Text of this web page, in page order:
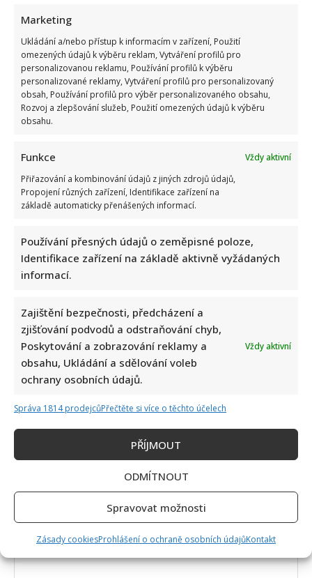
Marketing
Ukládání a/nebo přístup k informacím v zařízení, Použití
omezených údajů k výběru reklam, Vytváření profilů pro
personalizovanou reklamu, Používání profilů k výběru
personalizované reklamy, Vytváření profilů pro personalizovaný
obsah, Používání profilů pro výběr personalizovaného obsahu,
Rozvoj a zlepšování služeb, Použití omezených údajů k výběru
obsahu.
Funkce
Vždy aktivní
Přiřazování a kombinování údajů z jiných zdrojů údajů,
Propojení různých zařízení, Identifikace zařízení na
základě automaticky přenášených informací.
Používání přesných údajů o zeměpisné poloze,
Identifikace zařízení na základě aktivně vyžádaných
informací.
Zajištění bezpečnosti, předcházení a
zjišťování podvodů a odstraňování chyb,
Poskytování a zobrazování reklamy a
obsahu, Ukládání a sdělování voleb
ochrany osobních údajů.
Vždy aktivní
Správa 1814 prodejcůPřečtěte si více o těchto účelech
PŘÍJMOUT
ODMÍTNOUT
Spravovat možnosti
Zásady cookiesProhlášení o ochraně osobních údajůKontakt
Napsat komentář
Vaše e-mailová adresa nebude zveřejněna.